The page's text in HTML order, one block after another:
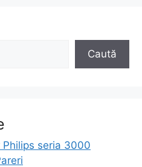
Caută
seria 3000